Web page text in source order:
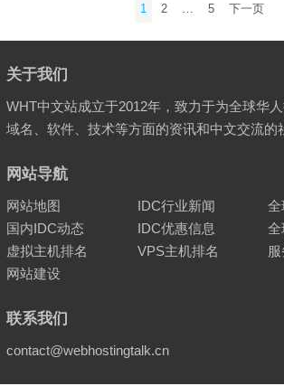
分
页
1 2 5 下一页
关于我们
WHT中文站成立于2012年，致力于为全球华人
域名、软件、技术等方面的资讯和中文交流的
网站导航
网站地图 IDC行业新闻
全
国内IDC动态
IDC优惠信息
虚拟主机排名
VPS主机排名
网站建设
联系我们
contact@webhostingtalk.cn